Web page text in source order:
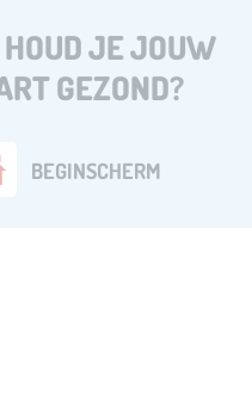
HOUD JE JOUW
GEZOND?
BEGINSCHERM